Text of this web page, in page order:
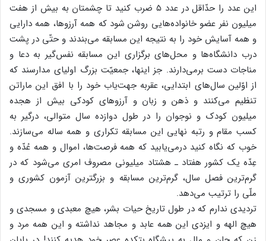
این عدد را حدّاقل در عدد ۵ ضرب کنید تا چشمتان به بیش از هفت
میلیون نفر عضو خانواده‌هایی روشن شود که همه آرزوها، همه دارایی
و همه آسایش خود را به نتیجه این مسابقه می‌بندند و حتّی در پشت
درب دانشگاه‌ها و محل‌های برگزاری این مسابقه نفس‌گیر به دعا و
مناجات دست برمی‌دارند. جز اینها، جمعیّت بزرگ اولیای مدارسند که
از اوّلین سال‌های ابتدایی، عقربه جهت‌یاب خود را با افق این ماراتن
تنظیم می‌کنند و ذهن و زبان و آرزوهای کودکی بیش از هجده
میلیون کودک و نوجوان را در طول دوازده سال متوالی، درگیر به
کسب مقام و رتبه نهایی این مسابقه تکراری و همه ساله می‌سازند.
خوب که نگاه کنید درمی‌یابید که همه فرصت‌ها، اموال و همه عُدّه و
عِدّه یک کشور هفتاد ـ هشتاد میلیونی مصروف امری می‌شود که در
گرم‌ترین فصل سال، گرم‌ترین مسابقه و بزرگترین آزمون کشوری و
ملّی را ترتیب می‌دهد.
تردیدی ندارم که در طول تاریخ حیات بشر، هیچ معبدی و مسجدی و
هیچ الهه و ایزدی این همه عابد و مجاهد نداشته و این همه مرد و